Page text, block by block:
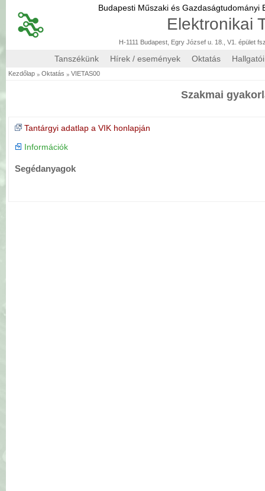
Budapesti Műszaki és Gazdaságtudományi
Elektronikai
H-1111 Budapest, Egry József u. 18., V1. épület
Tanszékünk Hírek / események Oktatás
Kezdőlap » Oktatás » VIETAS00
Szakmai
Tantárgyi adatlap a VIK honlapján
Információk
Segédanyagok